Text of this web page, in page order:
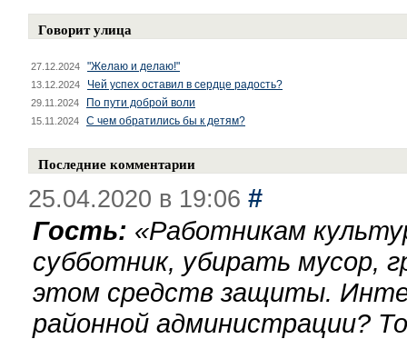
Говорит улица
27.12.2024 "Желаю и делаю!"
13.12.2024 Чей успех оставил в сердце радость?
29.11.2024 По пути доброй воли
15.11.2024 С чем обратились бы к детям?
Последние комментарии
25.04.2020 в 19:06 #
Гость: «Работникам
субботник, убирать мусор,
этом средств защиты.
районной администрации?